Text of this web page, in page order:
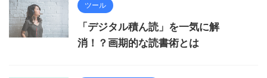
ツール
「デジタル積ん読」を一気に解
消！？画期的な読書術とは